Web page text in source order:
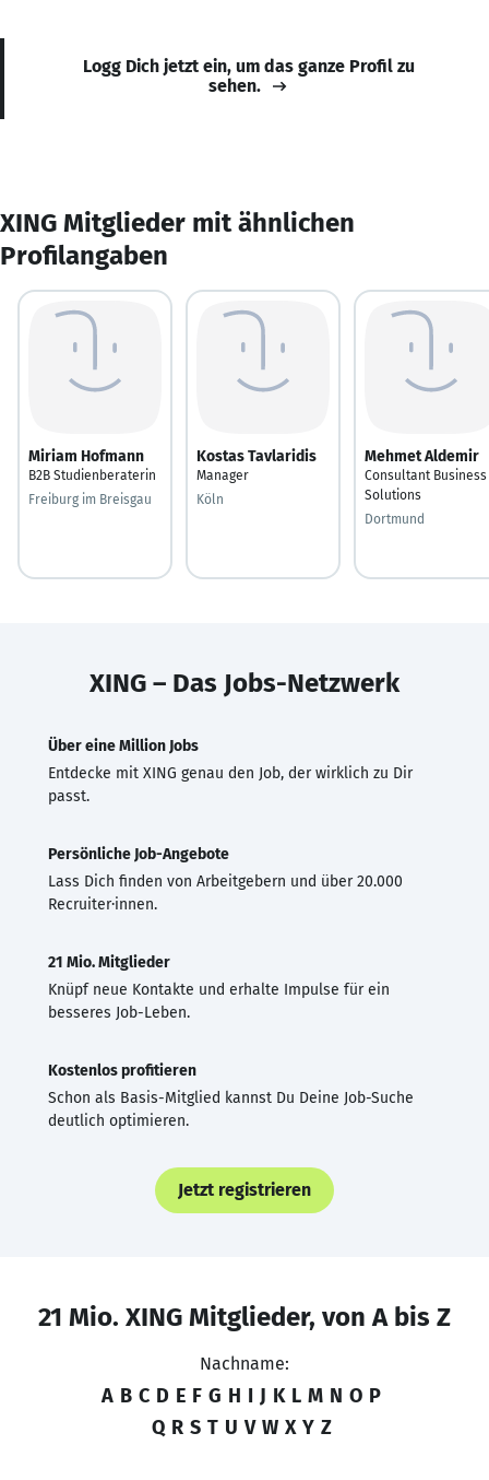
Logg Dich jetzt ein, um das ganze Profil zu
sehen.
XING Mitglieder mit ähnlichen
Profilangaben
Miriam Hofmann
B2B Studienberaterin
Freiburg im Breisgau
Kostas Tavlaridis
Manager
Köln
Mehmet Aldemir
Consultant Business
Solutions
Dortmund
XING – Das Jobs-Netzwerk
Über eine Million Jobs
Entdecke mit XING genau den Job, der wirklich zu Dir
passt.
Persönliche Job-Angebote
Lass Dich finden von Arbeitgebern und über 20.000
Recruiter·innen.
21 Mio. Mitglieder
Knüpf neue Kontakte und erhalte Impulse für ein
besseres Job-Leben.
Kostenlos profitieren
Schon als Basis-Mitglied kannst Du Deine Job-Suche
deutlich optimieren.
Jetzt registrieren
21 Mio. XING Mitglieder, von A bis Z
Nachname:
A B C D E F G H I J K L M N O P
Q R S T U V W X Y Z